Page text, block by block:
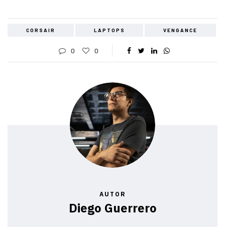
CORSAIR LAPTOPS VENGANCE
0 0
AUTOR
Diego Guerrero